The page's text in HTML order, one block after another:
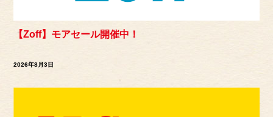
【Zoff】モアセール開催中！
2026年8月3日